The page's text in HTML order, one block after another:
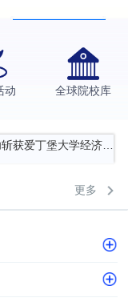
动 全球院校库
案例
业硕士录取案例
获爱丁堡大学经济学
案例解析
均分逆袭QS百强金
更多